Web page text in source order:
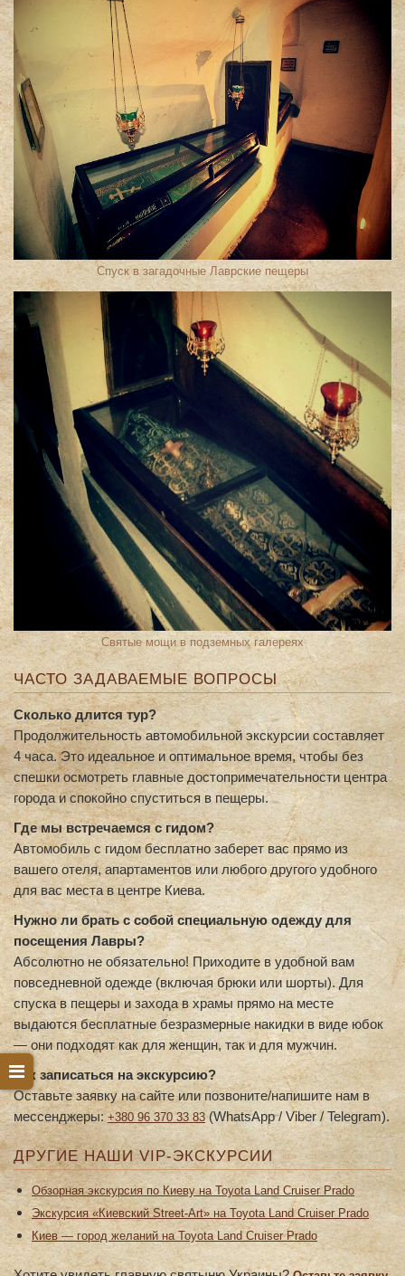
Спуск в загадочные Лаврские пещеры
Святые мощи в подземных галереях
ЧАСТО ЗАДАВАЕМЫЕ ВОПРОСЫ
Сколько длится тур?
Продолжительность автомобильной экскурсии составляет
4 часа. Это идеальное и оптимальное время, чтобы без
спешки осмотреть главные достопримечательности центра
города и спокойно спуститься в пещеры.
Где мы встречаемся с гидом?
Автомобиль с гидом бесплатно заберет вас прямо из
вашего отеля, апартаментов или любого другого удобного
для вас места в центре Киева.
Нужно ли брать с собой специальную одежду для
посещения Лавры?
Абсолютно не обязательно! Приходите в удобной вам
повседневной одежде (включая брюки или шорты). Для
спуска в пещеры и захода в храмы прямо на месте
выдаются бесплатные безразмерные накидки в виде юбок
— они подходят как для женщин, так и для мужчин.
Как записаться на экскурсию?
Оставьте заявку на сайте или позвоните/напишите нам в
мессенджеры:+380 96 370 33 83(WhatsApp / Viber / Telegram).
ДРУГИЕ НАШИ VIP-ЭКСКУРСИИ
Обзорная экскурсия по Киеву на Toyota Land Cruiser Prado
Экскурсия «Киевский Street-Art» на Toyota Land Cruiser Prado
Киев — город желаний на Toyota Land Cruiser Prado